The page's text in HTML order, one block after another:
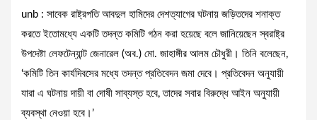
unb : সাবেক রাষ্ট্রপতি আবদুল হামিদের দেশত্যাগের ঘটনায় জড়িতদের শনাক্ত
করতে ইতোমধ্যে একটি তদন্ত কমিটি গঠন করা হয়েছে বলে জানিয়েছেন স্বরাষ্ট্র
উপদেষ্টা লেফটেন্যান্ট জেনারেল (অব.) মো. জাহাঙ্গীর আলম চৌধুরী। তিনি বলেছেন,
‘কমিটি তিন কার্যদিবসের মধ্যে তদন্ত প্রতিবেদন জমা দেবে। প্রতিবেদন অনুযায়ী
যারা এ ঘটনায় দায়ী বা দোষী সাব্যস্ত হবে, তাদের সবার বিরুদ্ধে আইন অনুযায়ী
ব্যবস্থা নেওয়া হবে।’